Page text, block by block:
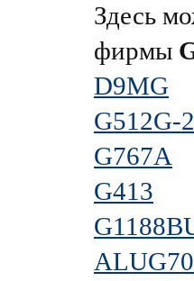
Здесь
фирмы
D9MG
G512G-
G767A
G413